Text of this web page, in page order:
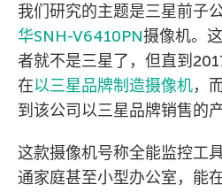
我们研究的主题是三星前子
华SNH-V6410PN摄像机。
者就不是三星了，但直到
在以三星品牌制造摄像机，
到该公司以三星品牌销售的产
这款摄像机号称全能监控工
通家庭甚至小型办公室，能